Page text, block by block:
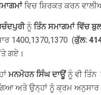
ਵਿਚ ਸ਼ਿਰਕਤ ਕਰਨ
ਨੂੰਤਿੰਨ ਸਮਾਗਮਾਂ ਵਿੱਚ
1400,1370,1370 (ਕੁੱਲ:
ਗਏ।
ਮਨਮੋਹਨ ਸਿੰਘ ਦਾਊਂਨੂੰ ਵੀ ਤਿੰਨ
ਅਤੇ ਉਨ੍ਹਾਂ ਨੂੰ ਕ੍ਰਮ ਅਨੁਸਾਰ